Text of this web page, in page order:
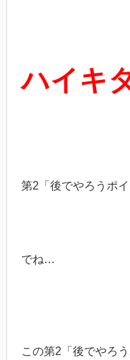
ハイキ
第2「後でやろうポイ
でね…
この第2「後でやろ